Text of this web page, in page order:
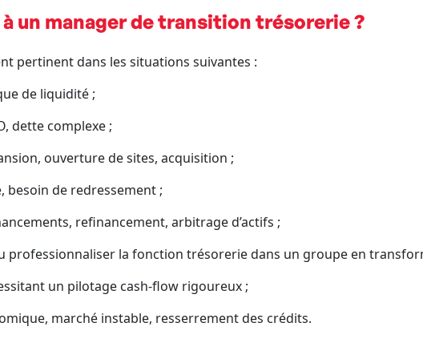
un manager de transition trésorerie ?
pertinent dans les situations suivantes :
de liquidité ;
dette complexe ;
ouverture de sites, acquisition ;
besoin de redressement ;
refinancement, arbitrage d’actifs ;
professionnaliser la fonction trésorerie dans un groupe en
un pilotage cash-flow rigoureux ;
marché instable, resserrement des crédits.